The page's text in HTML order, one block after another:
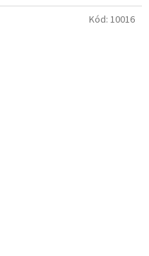
Kód: 10016